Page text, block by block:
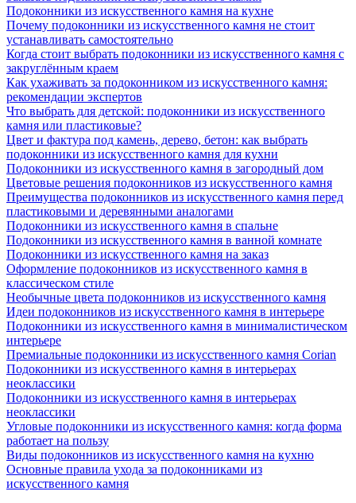
Подоконники из искусственного камня на кухне
Почему подоконники из искусственного камня не стоит
устанавливать самостоятельно
Когда стоит выбрать подоконники из искусственного камня с
закруглённым краем
Как ухаживать за подоконником из искусственного камня:
рекомендации экспертов
Что выбрать для детской: подоконники из искусственного
камня или пластиковые?
Цвет и фактура под камень, дерево, бетон: как выбрать
подоконники из искусственного камня для кухни
Подоконники из искусственного камня в загородный дом
Цветовые решения подоконников из искусственного камня
Преимущества подоконников из искусственного камня перед
пластиковыми и деревянными аналогами
Подоконники из искусственного камня в спальне
Подоконники из искусственного камня в ванной комнате
Подоконники из искусственного камня на заказ
Оформление подоконников из искусственного камня в
классическом стиле
Необычные цвета подоконников из искусственного камня
Идеи подоконников из искусственного камня в интерьере
Подоконники из искусственного камня в минималистическом
интерьере
Премиальные подоконники из искусственного камня Corian
Подоконники из искусственного камня в интерьерах
неоклассики
Подоконники из искусственного камня в интерьерах
неоклассики
Угловые подоконники из искусственного камня: когда форма
работает на пользу
Виды подоконников из искусственного камня на кухню
Основные правила ухода за подоконниками из
искусственного камня